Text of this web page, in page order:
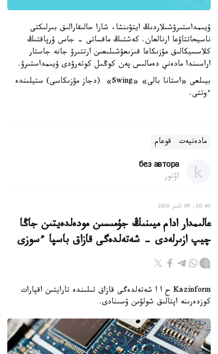
ۇيىمداستىرۋشىلاردىڭ ايتۋىنشا، شارا حالىقارالىق بىرلىكتى
ناسيحاتتاۋعا ارنالعان. كەشتىڭ ماقساتى - جاس ۇرپاقتىڭ
كلاسسيكالىق مۋزىكاعا قىزىعۋشىلىعىن ارتتىرۋ جانە جاستار
اراسىندا مادەني دەمالىس پەن كوڭىل كوتەرۋدى ۇيىمداستىرۋ.
بيىلعى «استانا بالى» «Swing» (دجاز مۋزىكاسى) ستيلىندە
ءوتتى.
مادەنيەت قوعام
без автора
اۆتور
10:40, 09 تامىز 2026
عالىمدار ادام ميىنىڭ جۇمىسىن مودەلدەيتىن جاڭا
چيپ ازىرلەدى - شەتەلدەگى قازاق باسپا ءسوزى
Kazinform ح ا ا شەتەلدەگى قازاق تىلىندە تارايتىن اقپارات
كوزدەرىنە اپتالىق شولۋىن ۇسىنادى.